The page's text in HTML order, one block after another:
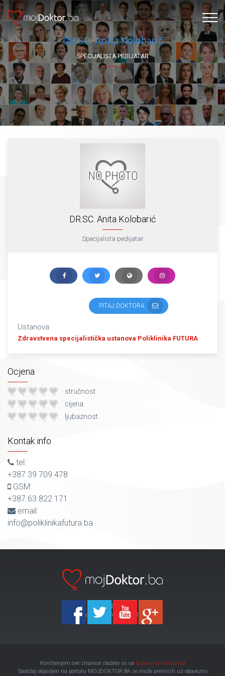
DR.SC. Anita Kolobarić
SPECIJALISTA PEDIJATAR
DR.SC. Anita Kolobarić
Specijalista pedijatar
PITAJ DOKTORA
Ustanova
Zdravstvena specijalistička ustanova Poliklinika FUTURA
Ocjena
stručnost
cijena
ljubaznost
Kontak info
tel:
+387 39 709 478
GSM:
+387 63 822 171
email:
info@poliklinikafutura.ba
Ka-Agencija
Copyright 2026 All Right Reserved
Korištenjem ove stranice slažete se sa Uslovima korištenja
Sadržaj objavljen na portalu MOJDOKTOR.BA se može prenositi uz obavezno